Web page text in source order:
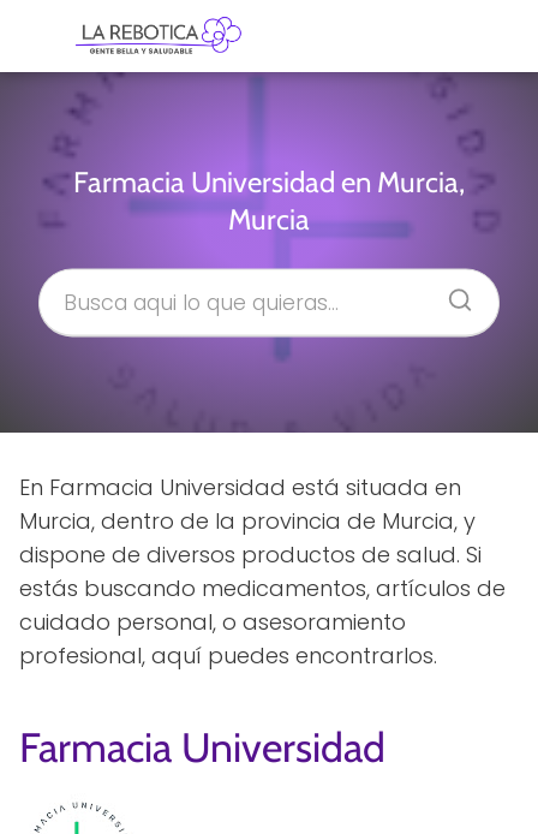
Farmacia Universidad en Murcia,
Murcia
En Farmacia Universidad está situada en
Murcia, dentro de la provincia de Murcia, y
dispone de diversos productos de salud. Si
estás buscando medicamentos, artículos de
cuidado personal, o asesoramiento
profesional, aquí puedes encontrarlos.
Farmacia Universidad